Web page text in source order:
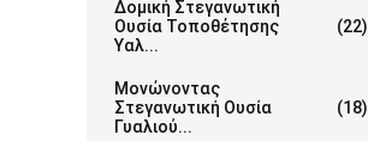
Δομική Στεγανωτική
Ουσία Τοποθέτησης
Υαλ...
(22)
Μονώνοντας
Στεγανωτική Ουσία
Γυαλιού...
(18)